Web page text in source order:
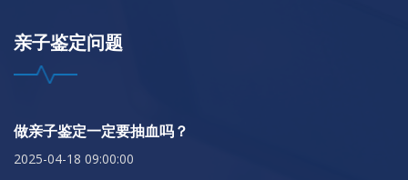
亲子鉴定问题
做亲子鉴定一定要抽血吗？
2025-04-18 09:00:00